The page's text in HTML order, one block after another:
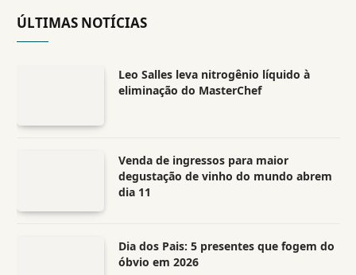
ÚLTIMAS NOTÍCIAS
Leo Salles leva nitrogênio líquido à
eliminação do MasterChef
Venda de ingressos para maior
degustação de vinho do mundo abrem
dia 11
Dia dos Pais: 5 presentes que fogem do
óbvio em 2026